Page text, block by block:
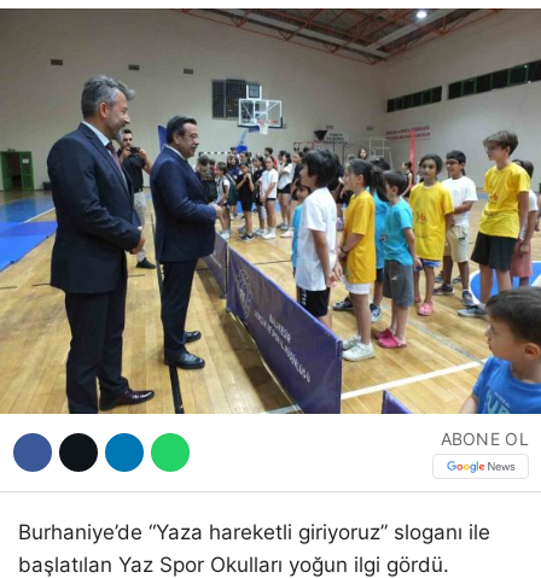
Youtube
ABONE OL
Burhaniye’de “Yaza hareketli giriyoruz” sloganı ile
başlatılan Yaz Spor Okulları yoğun ilgi gördü.